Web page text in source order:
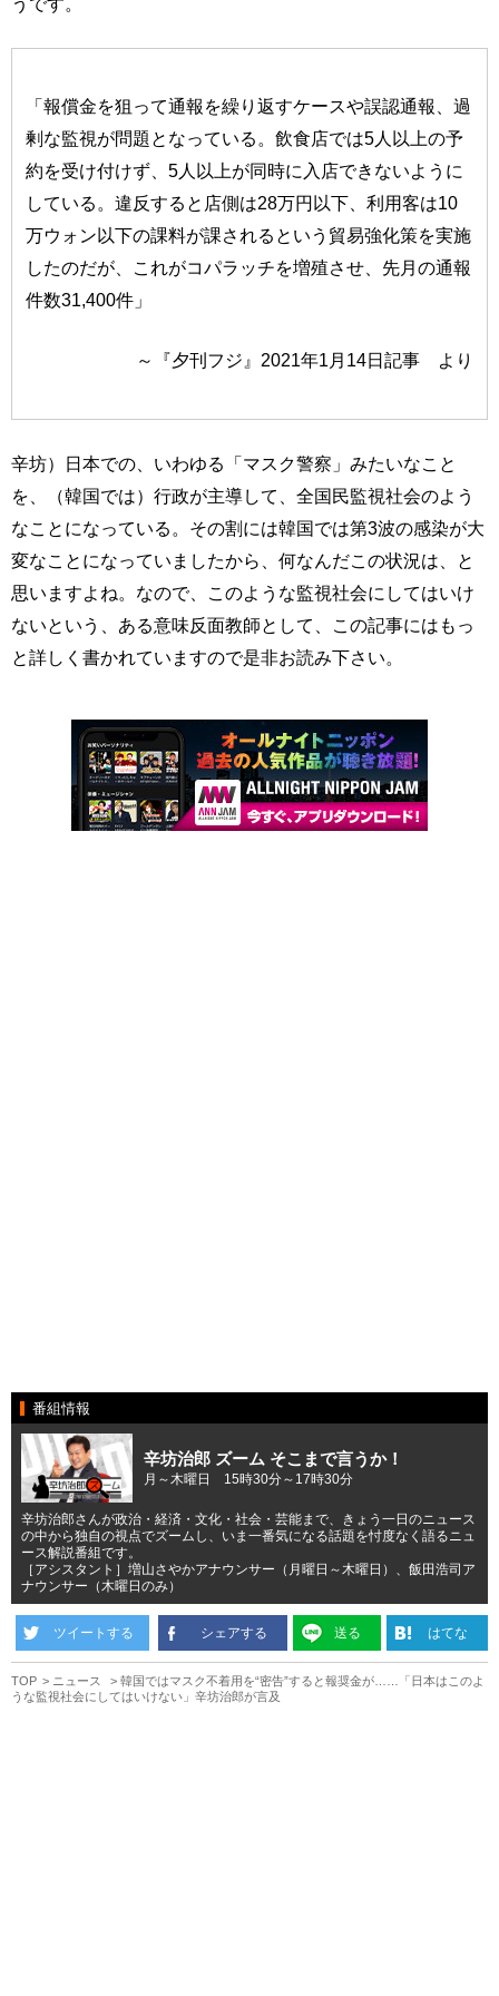
「報償金を狙って通報を繰り返すケースや誤認通報、過
剰な監視が問題となっている。飲食店では5人以上の予
約を受け付けず、5人以上が同時に入店できないように
している。違反すると店側は28万円以下、利用客は10
万ウォン以下の課料が課されるという貿易強化策を実施
したのだが、これがコパラッチを増殖させ、先月の通報
件数31,400件」
～『夕刊フジ』2021年1月14日記事 より
辛坊）日本での、いわゆる「マスク警察」みたいなこと
を、（韓国では）行政が主導して、全国民監視社会のよう
なことになっている。その割には韓国では第3波の感染が大
変なことになっていましたから、何なんだこの状況は、と
思いますよね。なので、このような監視社会にしてはいけ
ないという、ある意味反面教師として、この記事にはもっ
と詳しく書かれていますので是非お読み下さい。
番組情報
辛坊治郎 ズーム そこまで言うか！
月～木曜日 15時30分～17時30分
辛坊治郎さんが政治・経済・文化・社会・芸能まで、きょう一日のニュース
の中から独自の視点でズームし、いま一番気になる話題を忖度なく語るニュ
ース解説番組です。
［アシスタント］増山さやかアナウンサー（月曜日～木曜日）、飯田浩司ア
ナウンサー（木曜日のみ）
ツイートする シェアする 送る はてな
TOP ニュース
韓国ではマスク不着用を“密告”すると報奨金が……「日本はこのよ
うな監視社会にしてはいけない」辛坊治郎が言及